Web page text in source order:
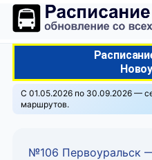
С 01.05.2026 по 30.09.2026 —
маршрутов.
№106 Первоуральск